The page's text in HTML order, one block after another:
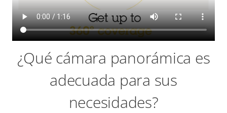
¿Qué cámara panorámica es
adecuada para sus
necesidades?